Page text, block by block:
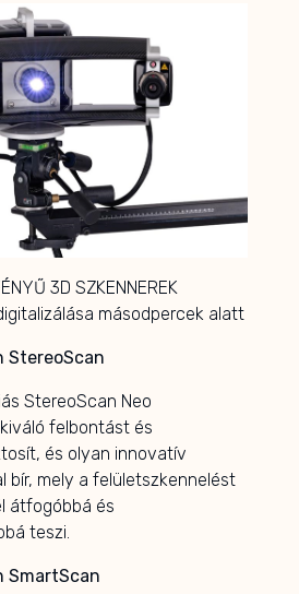
3D SZKENNEREK
másodpercek alatt
StereoScan
StereoScan Neo
felbontást és
és olyan innovatív
bír, mely a felületszkennelést
átfogóbbá és
teszi.
SmartScan